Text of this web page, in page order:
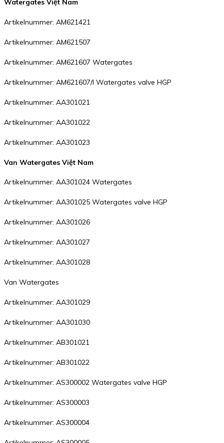
Watergates Việt Nam
Artikelnummer: AM621421
Artikelnummer: AM621507
Artikelnummer: AM621607 Watergates
Artikelnummer: AM621607/I Watergates valve HGP
Artikelnummer: AA301021
Artikelnummer: AA301022
Artikelnummer: AA301023
Van Watergates Việt Nam
Artikelnummer: AA301024 Watergates
Artikelnummer: AA301025 Watergates valve HGP
Artikelnummer: AA301026
Artikelnummer: AA301027
Artikelnummer: AA301028
Van Watergates
Artikelnummer: AA301029
Artikelnummer: AA301030
Artikelnummer: AB301021
Artikelnummer: AB301022
Artikelnummer: AS300002 Watergates valve HGP
Artikelnummer: AS300003
Artikelnummer: AS300004